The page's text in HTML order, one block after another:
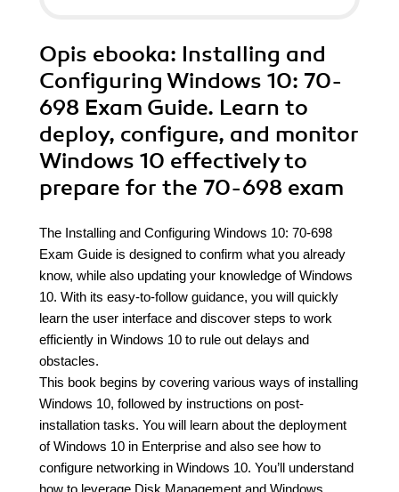
Opis ebooka: Installing and
Configuring Windows 10: 70-
698 Exam Guide. Learn to
deploy, configure, and monitor
Windows 10 effectively to
prepare for the 70-698 exam
The Installing and Configuring Windows 10: 70-698
Exam Guide is designed to confirm what you already
know, while also updating your knowledge of Windows
10. With its easy-to-follow guidance, you will quickly
learn the user interface and discover steps to work
efficiently in Windows 10 to rule out delays and
obstacles.
This book begins by covering various ways of installing
Windows 10, followed by instructions on post-
installation tasks. You will learn about the deployment
of Windows 10 in Enterprise and also see how to
configure networking in Windows 10. You’ll understand
how to leverage Disk Management and Windows